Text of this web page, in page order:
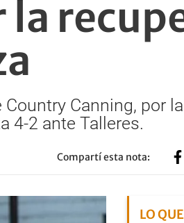
la
Canning, por
4-2 ante Talleres.
Compartí esta nota:
LO